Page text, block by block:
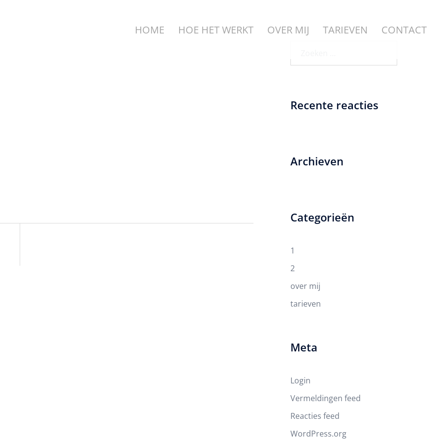
HOME HOE HET WERKT OVER MIJ TARIEVEN CONTACT
naar:
Recente reacties
Archieven
Categorieën
1
2
over mij
tarieven
Meta
Login
Vermeldingen feed
Reacties feed
WordPress.org